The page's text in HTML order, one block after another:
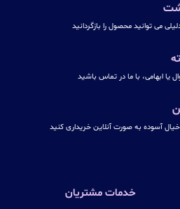
می توانید محصول را بازگردانید
ابهامی، با ما در تماس باشید
آسوده به صورت آنلاین خریداری کنید
خدمات مشتریان